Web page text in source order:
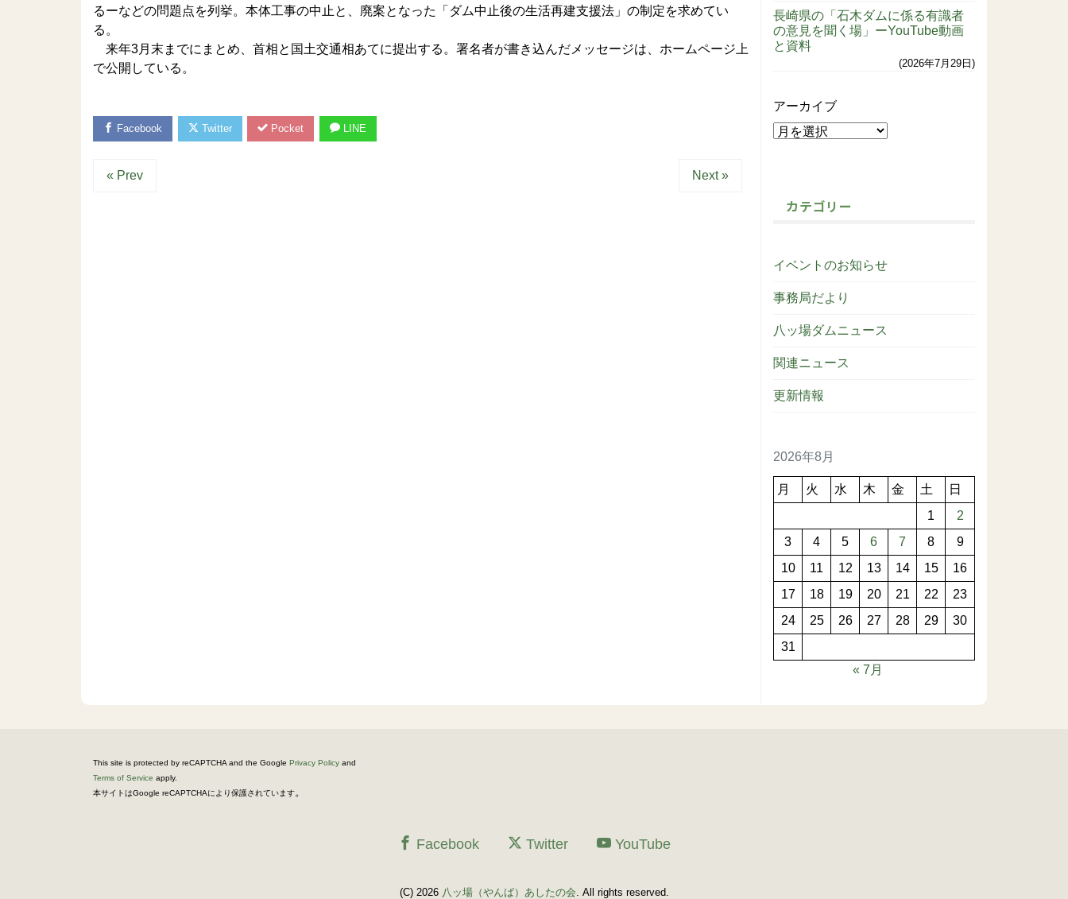
るーなどの問題点を列挙。本体工事の中止と、廃案となった「ダム中止後の生活再建支援法」の制定を求めてい
る。
来年3月末までにまとめ、首相と国土交通相あてに提出する。署名者が書き込んだメッセージは、ホームページ上
で公開している。
Facebook Twitter Pocket LINE
« Prev Next »
長崎県の「石木ダムに係る有識者
の意見を聞く場」ーYouTube動画
と資料
2026年7月29日
アーカイブ
カテゴリー
イベントのお知らせ
事務局だより
八ッ場ダムニュース
関連ニュース
更新情報
2026年8月
月 火 水 木 金 土
日
1
2
3
4 5 6 7 8
9
10
11 12 13 14 15
16
17
18 19 20 21 22
23
24
25 26 27 28 29
30
31
« 7月
This site is protected by reCAPTCHA and the Google Privacy Policy and
Terms of Service apply.
本サイトはGoogle reCAPTCHAにより保護されています。
Facebook Twitter YouTube
(C) 2026 八ッ場（やんば）あしたの会. All rights reserved.